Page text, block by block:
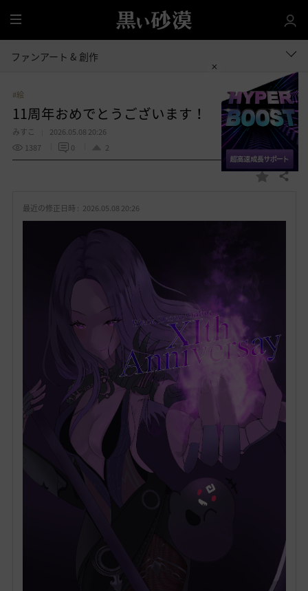
全
体
ファンアート & 創作
#絵
11周年おめでとうございます！
みすこ
2026.05.08 20:26
1387
0 2
お 共有する
最近の修正日時 : 2026.05.08 20:26